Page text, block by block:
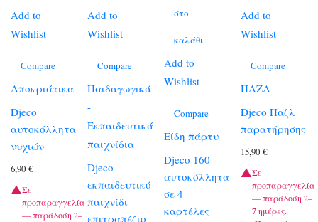
Add to
Wishlist
Compare
Αποκριάτικα
Djeco
αυτοκόλλητα
νυχιών
6,90 €
Σε
προπαραγγελία
— παράδοση 2–
Add to
Wishlist
Compare
Παιδαγωγικά
-
Εκπαιδευτικά
παιχνίδια
Djeco
εκπαιδευτικό
παιχνίδι
επιτραπέζιο
στο
καλάθι
Add to
Wishlist
Compare
Είδη πάρτυ
Djeco 160
αυτοκόλλητα
σε 4
καρτέλες
Add to
Wishlist
Compare
ΠΑΖΛ
Djeco Παζλ
παρατήρησης
15,90€
Σε
προπαραγγελία
— παράδοση 2–
7 ημέρες.